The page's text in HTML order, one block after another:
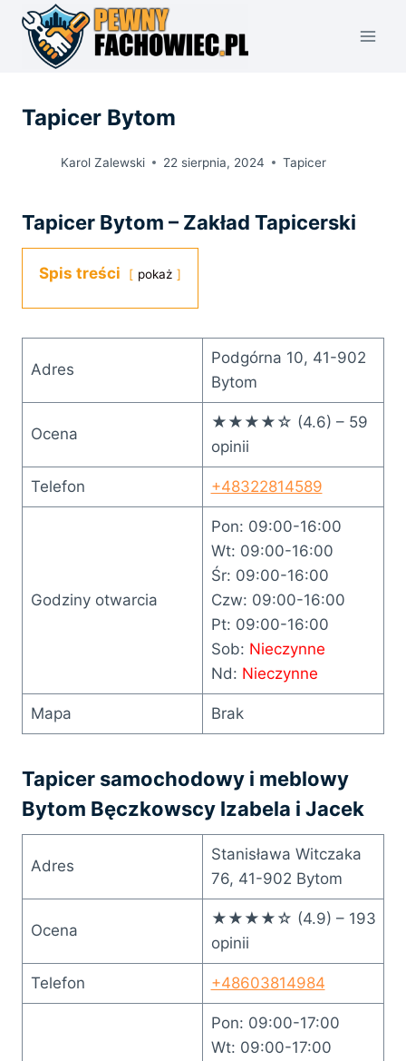
Przejdź
treści
Tapicer Bytom
Karol Zalewski 22 sierpnia, 2024 Tapicer
Tapicer Bytom – Zakład Tapicerski
Spis treści pokaż
Adres
Podgórna 10, 41-902
Bytom
Ocena
★★★★☆ (4.6) – 59
opinii
Telefon +48322814589
Godziny otwarcia
Pon: 09:00-16:00
Wt: 09:00-16:00
Śr: 09:00-16:00
Czw: 09:00-16:00
Pt: 09:00-16:00
Sob: Nieczynne
Nd: Nieczynne
Mapa Brak
Tapicer samochodowy i meblowy
Bytom Bęczkowscy Izabela i Jacek
Adres
Stanisława Witczaka
76, 41-902 Bytom
Ocena
★★★★☆ (4.9) – 193
opinii
Telefon +48603814984
Pon: 09:00-17:00
Wt: 09:00-17:00